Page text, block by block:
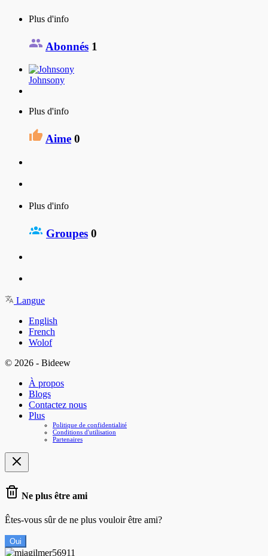
Plus d'info
Abonnés 1
Johnsony
Plus d'info
Aime 0
Plus d'info
Groupes 0
Langue
English
French
Wolof
© 2026 - Bideew
À propos
Blogs
Contactez nous
Plus
Politique de confidentialité
Conditions d'utilisation
Partenaires
Ne plus être ami
Êtes-vous sûr de ne plus vouloir être ami?
Oui